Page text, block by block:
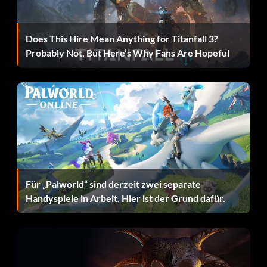
Schnellerer Laser
Gib den Code einPHOTON
Max Zorin für den Mehrspielermodus
freischalten
Gib den Code einBLIMP
Ebene auswählen
Gib den Code einREISEPASS
Hol dir den „Demolition Mode“
Does This Hire Mean Anything for Titanfall 3?
Probably Not, But Here’s Why Fans Are Hopeful
Für „Palworld“ sind derzeit zwei separate
Handyspiele in Arbeit. Hier ist der Grund dafür.